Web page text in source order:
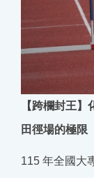
【跨欄封王
田徑場的極
115 年全國大